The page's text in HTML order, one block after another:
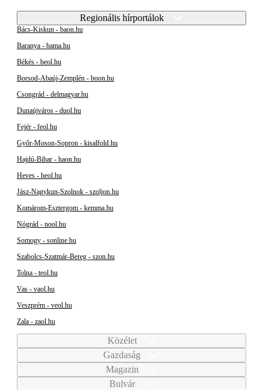
Regionális hírportálok
Bács-Kiskun - baon.hu
Baranya - bama.hu
Békés - beol.hu
Borsod-Abaúj-Zemplén - boon.hu
Csongrád - delmagyar.hu
Dunaújváros - duol.hu
Fejér - feol.hu
Győr-Moson-Sopron - kisalfold.hu
Hajdú-Bihar - haon.hu
Heves - heol.hu
Jász-Nagykun-Szolnok - szoljon.hu
Komárom-Esztergom - kemma.hu
Nógrád - nool.hu
Somogy - sonline.hu
Szabolcs-Szatmár-Bereg - szon.hu
Tolna - teol.hu
Vas - vaol.hu
Veszprém - veol.hu
Zala - zaol.hu
Közélet
Gazdaság
Magazin
Bulvár